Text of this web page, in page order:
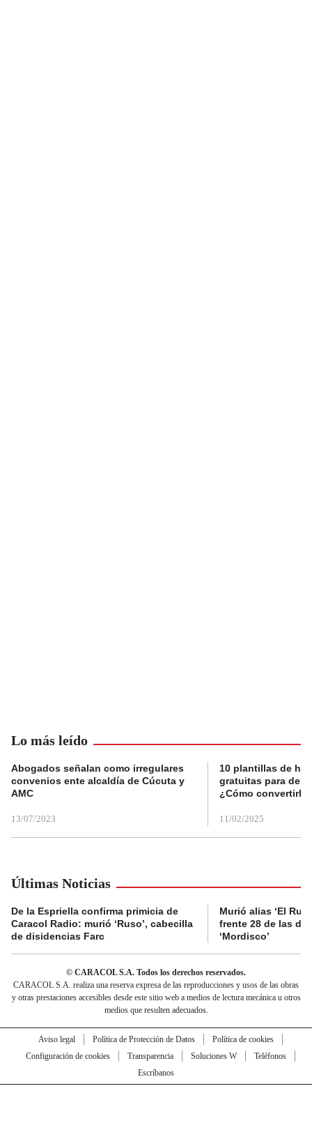
Lo más leído
Abogados señalan como irregulares
convenios ente alcaldía de Cúcuta y
AMC
13/07/2023
10 plantillas de
gratuitas para
¿Cómo convertirla
11/02/2025
Últimas Noticias
De la Espriella confirma primicia de
Caracol Radio: murió ‘Ruso’, cabecilla
de disidencias Farc
Murió alias ‘El
frente 28 de las
‘Mordisco’
© CARACOL S.A. Todos los derechos reservados.
CARACOL S.A. realiza una reserva expresa de las reproducciones y usos de las obras
y otras prestaciones accesibles desde este sitio web a medios de lectura mecánica u otros
medios que resulten adecuados.
Aviso legal Política de Protección de Datos
Política de cookies
Configuración de cookies
Transparencia Soluciones W
Teléfonos
Escríbanos